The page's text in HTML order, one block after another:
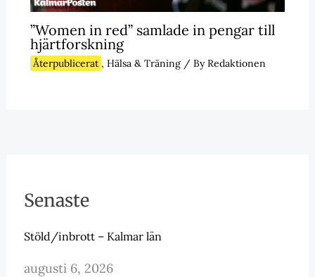
”Women in red” samlade in pengar till
hjärtforskning
Återpublicerat , Hälsa & Träning/ ByRedaktionen
Senaste
Stöld/inbrott – Kalmar län
augusti 6, 2026